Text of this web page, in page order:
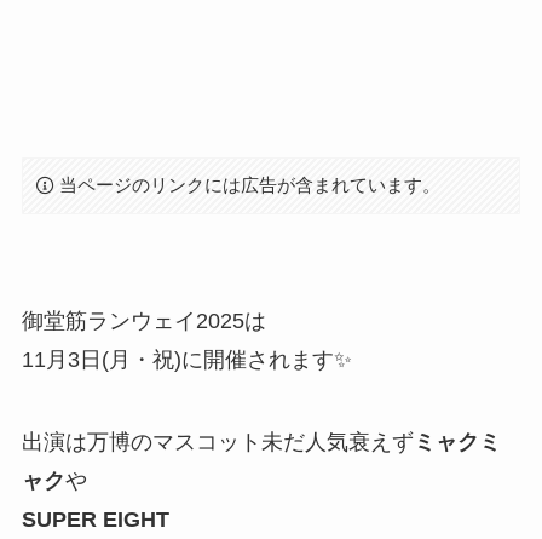
当ページのリンクには広告が含まれています。
御堂筋ランウェイ2025は
11月3日(月・祝)に開催されます✨
出演は万博のマスコット未だ人気衰えずミャクミ
ャクや
SUPER EIGHT